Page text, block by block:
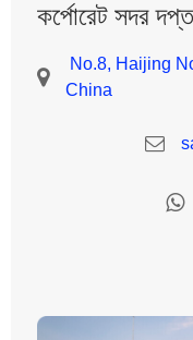
কর্পোরেট সদর
No.8, Haijing
China